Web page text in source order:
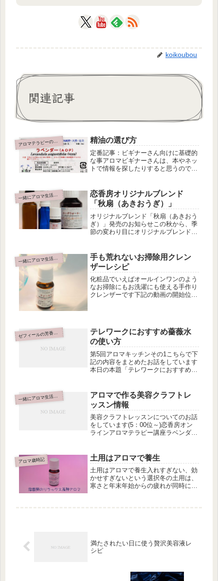
koikoubou
関連記事
アロマテラピーの基本的なこと 精油の選び方
定番記事：ビギナーさん向けに基礎的
な事アロマビギナーさんは、本やネッ
トで情報を探したりすると思うのです
だけが書いてあり深い情報が書いてい
なかったりします。同じ名前でも種類
が...
一緒にアロマ生活はじめませんか
恋香房オリジナルブレンド
「秋扇（あきおうぎ）」
オリジナルブレンド「秋扇（あきおう
ぎ）」発売のお知らせこの秋から、季
節の変わり目にオリジナルブレンドを
「季語×アロマ」 「季語×タロット」
で発信しています。この世...
一緒にアロマ生活はじめませんか
手も荒れないお掃除用クレン
ザーレシピ
化粧品でいえばオールインワンのよう
なお掃除にもお洗濯にも使える手作り
クレンザーです下記の動画の開始位置
に...
ゼ
フィールの芳香蒸留水
テレワークにおすすめ薔薇水
の使い方
第5回アロマキッチンその1こちらで下
記の内容をまとめたお話をしています
本日の本題「テレワークにおすすめ薔
でもありタロットは「変化を受け入れ
る」所から運気が変わっていく事を
教...
一緒にアロマ生活はじめませんか
アロマで作る美容クラフトレ
ッスン情報
美容クラフトレッスンについてのお話
をしています(5：00位～)恋香房オン
ラインアロマテラピー講座ラベンダー
フトに特化したＺＯＯＭでのレッスン
です恋香房のアロマテラピー講座の...
アロマ歳時記 土用はアロマで養生
土用はアロマで養生入れすぎない、効
かせすぎないという選択冬の土用は、
寒さと年末年始からの疲れが同時に出
満たされたい日に使う贅沢美容液レ
シピ